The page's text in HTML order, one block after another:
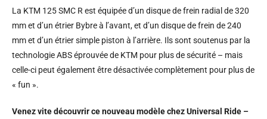
La KTM 125 SMC R est équipée d’un disque de frein radial de 320
mm et d’un étrier Bybre à l’avant, et d’un disque de frein de 240
mm et d’un étrier simple piston à l’arrière. Ils sont soutenus par la
technologie ABS éprouvée de KTM pour plus de sécurité – mais
celle-ci peut également être désactivée complètement pour plus de
« fun ».
Venez vite découvrir ce nouveau modèle chez Universal Ride –